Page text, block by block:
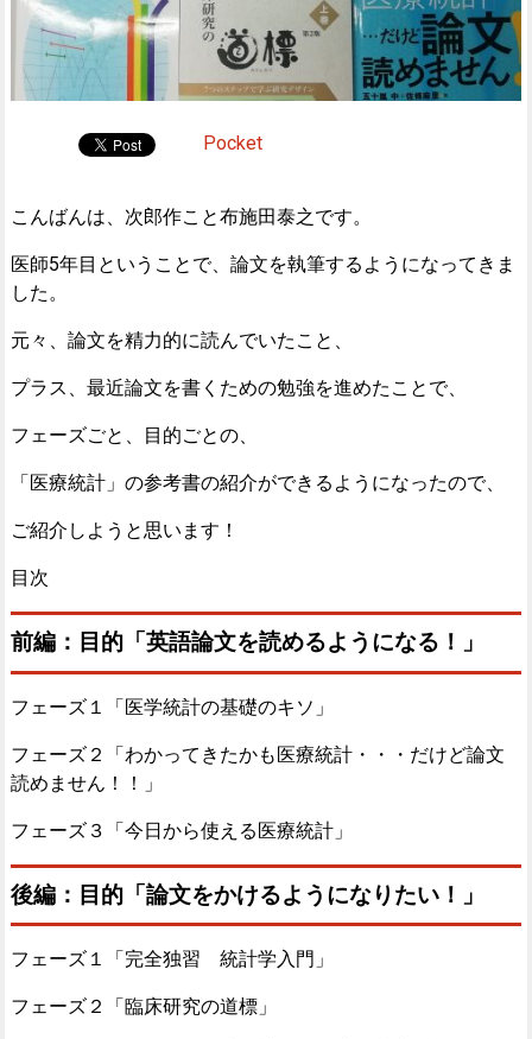
Pocket
こんばんは、次郎作こと布施田泰之です。
医師5年目ということで、論文を執筆するようになってきま
した。
元々、論文を精力的に読んでいたこと、
プラス、最近論文を書くための勉強を進めたことで、
フェーズごと、目的ごとの、
「医療統計」の参考書の紹介ができるようになったので、
ご紹介しようと思います！
目次
前編：目的「英語論文を読めるようになる！」
フェーズ１「医学統計の基礎のキソ」
フェーズ２「わかってきたかも医療統計・・・だけど論文
読めません！！」
フェーズ３「今日から使える医療統計」
後編：目的「論文をかけるようになりたい！」
フェーズ１「完全独習 統計学入門」
フェーズ２「臨床研究の道標」